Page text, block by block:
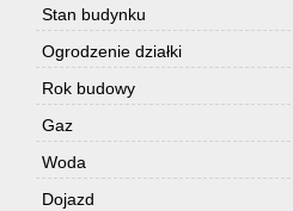
Stan budynku
Ogrodzenie działki
Rok budowy
Gaz
Woda
Dojazd